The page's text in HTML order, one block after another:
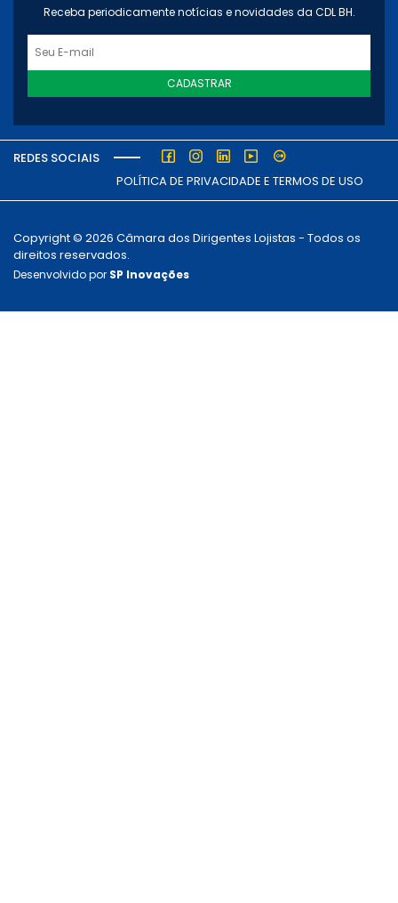
Receba periodicamente notícias e novidades da CDL BH.
CADASTRAR
REDES SOCIAIS
POLÍTICA DE PRIVACIDADE E TERMOS DE USO
Copyright © 2026 Câmara dos Dirigentes Lojistas - Todos os
direitos reservados.
Desenvolvido por SP Inovações